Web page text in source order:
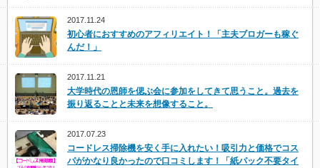
2017.11.24
初心者におすすめのアフィリエイト！「主夫ブロガーも稼ぐ
んだ！」
2017.11.21
大学時代の恩師を偲ぶ会に参加をしてきて思うこと。過去を
振り返ることと未来を想像すること。
2017.07.23
コードレス掃除機を安く手に入れたい！吸引力と価格でコス
パがかなり良かったので口コミします！「紙パック不要タイ